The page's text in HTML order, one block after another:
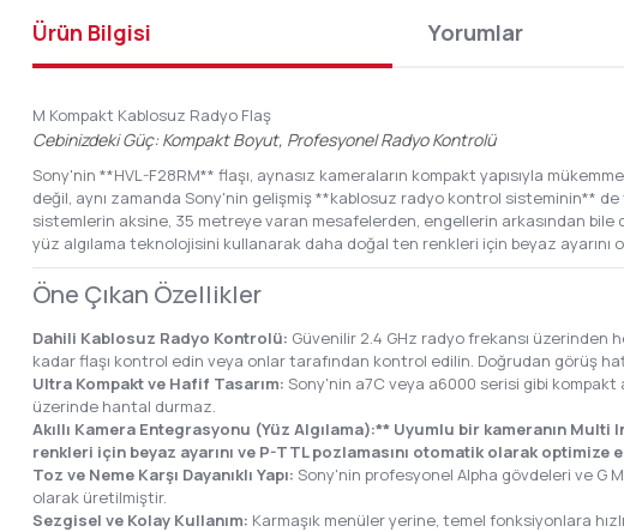
Ürün Bilgisi Yorumlar
M Kompakt Kablosuz Radyo Flaş
Cebinizdeki Güç: Kompakt Boyut, Profesyonel Radyo Kontrolü
Sony'nin **HVL-F28RM** flaşı, aynasız kameraların kompakt yapısıyla
değil, aynı zamanda Sony'nin gelişmiş **kablosuz radyo kontrol sisteminin**
sistemlerin aksine, 35 metreye varan mesafelerden, engellerin arkasından
yüz algılama teknolojisini kullanarak daha doğal ten renkleri için beyaz ayarını
Öne Çıkan Özellikler
Dahili Kablosuz Radyo Kontrolü: Güvenilir 2.4 GHz radyo frekansı üzerinden
kadar flaşı kontrol edin veya onlar tarafından kontrol edilin. Doğrudan görüş
Ultra Kompakt ve Hafif Tasarım: Sony'nin a7C veya a6000 serisi gibi kompakt
üzerinde hantal durmaz.
Akıllı Kamera Entegrasyonu (Yüz Algılama):** Uyumlu bir kameranın
renkleri için beyaz ayarını ve P-TTL pozlamasını otomatik olarak optimize
Toz ve Neme Karşı Dayanıklı Yapı: Sony'nin profesyonel Alpha gövdeleri ve G
olarak üretilmiştir.
Sezgisel ve Kolay Kullanım: Karmaşık menüler yerine, temel fonksiyonlara